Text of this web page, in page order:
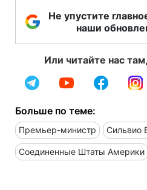
Не упустите
наши
Или читайте нас
Больше по теме:
Премьер-министр Сильвио
Соединенные Штаты Америки